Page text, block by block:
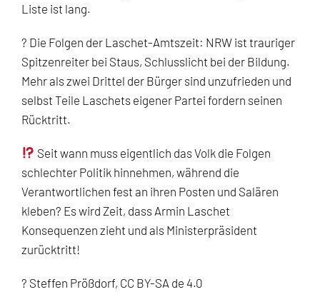
Liste ist lang.
? Die Folgen der Laschet-Amtszeit: NRW ist trauriger
Spitzenreiter bei Staus, Schlusslicht bei der Bildung.
Mehr als zwei Drittel der Bürger sind unzufrieden und
selbst Teile Laschets eigener Partei fordern seinen
Rücktritt.
Seit wann muss eigentlich das Volk die Folgen
schlechter Politik hinnehmen, während die
Verantwortlichen fest an ihren Posten und Salären
kleben? Es wird Zeit, dass Armin Laschet
Konsequenzen zieht und als Ministerpräsident
zurücktritt!
? Steffen Prößdorf, CC BY-SA de 4.0